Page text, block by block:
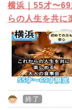
横浜｜55才〜
らの人生を共
終了